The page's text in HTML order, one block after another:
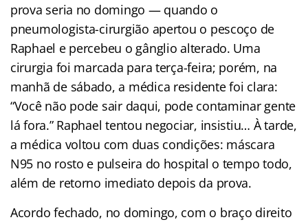
prova seria no domingo — quando o
pneumologista-cirurgião apertou o pescoço de
Raphael e percebeu o gânglio alterado. Uma
cirurgia foi marcada para terça-feira; porém, na
manhã de sábado, a médica residente foi clara:
“Você não pode sair daqui, pode contaminar gente
lá fora.” Raphael tentou negociar, insistiu… À tarde,
a médica voltou com duas condições: máscara
N95 no rosto e pulseira do hospital o tempo todo,
além de retorno imediato depois da prova.
Acordo fechado, no domingo, com o braço direito